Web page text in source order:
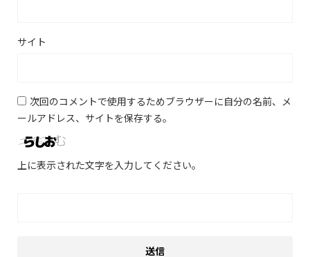
サイト
次回のコメントで使用するためブラウザーに自分の名前、メ
ールアドレス、サイトを保存する。
上に表示された文字を入力してください。